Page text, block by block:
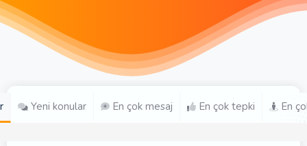
Yeni konular En çok mesaj En çok tepki En